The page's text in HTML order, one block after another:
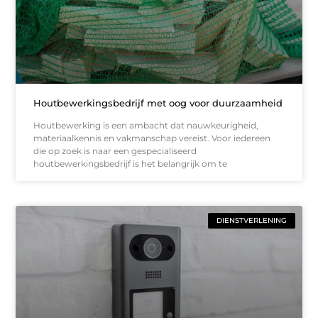
Houtbewerkingsbedrijf met oog voor duurzaamheid
Houtbewerking is een ambacht dat nauwkeurigheid,
materiaalkennis en vakmanschap vereist. Voor iedereen
die op zoek is naar een gespecialiseerd
houtbewerkingsbedrijf is het belangrijk om te
DIENSTVERLENING